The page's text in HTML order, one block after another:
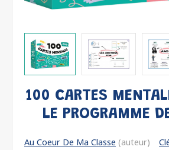
100 CARTES
LE PROGRAMME
Au Coeur De Ma Classe (auteur)